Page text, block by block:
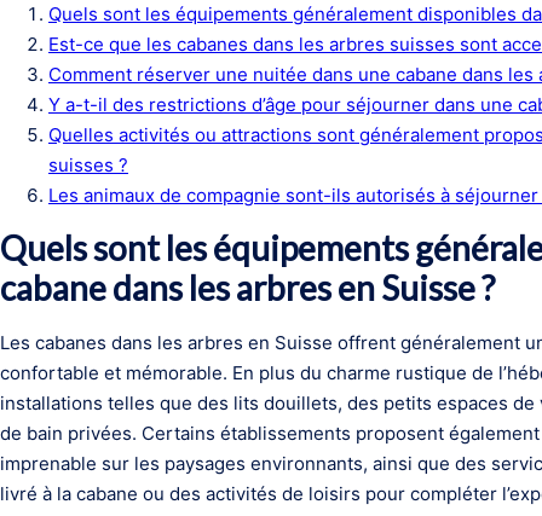
Quels sont les équipements généralement disponibles
Est-ce que les cabanes dans les arbres suisses sont
Comment réserver une nuitée dans une cabane dans les
Y a-t-il des restrictions d’âge pour séjourner dans une
Quelles activités ou attractions sont généralement
suisses ?
Les animaux de compagnie sont-ils autorisés à
Quels sont les équipements
cabane dans les arbres en Suisse ?
Les cabanes dans les arbres en Suisse offrent généralement
confortable et mémorable. En plus du charme rustique de
installations telles que des lits douillets, des petits espaces
de bain privées. Certains établissements proposent
imprenable sur les paysages environnants, ainsi que des
livré à la cabane ou des activités de loisirs pour compléter